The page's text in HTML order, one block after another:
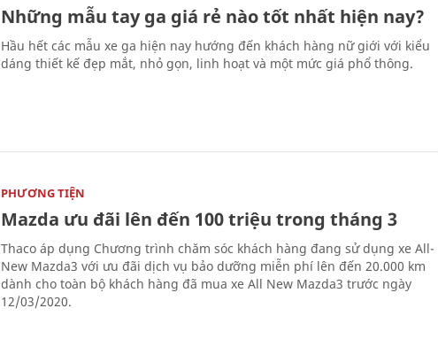
Những mẫu tay ga giá rẻ nào tốt nhất hiện nay?
Hầu hết các mẫu xe ga hiện nay hướng đến khách hàng nữ giới với kiểu
dáng thiết kế đẹp mắt, nhỏ gọn, linh hoạt và một mức giá phổ thông.
PHƯƠNG TIỆN
Mazda ưu đãi lên đến 100 triệu trong tháng 3
Thaco áp dụng Chương trình chăm sóc khách hàng đang sử dụng xe All-
New Mazda3 với ưu đãi dịch vụ bảo dưỡng miễn phí lên đến 20.000 km
dành cho toàn bộ khách hàng đã mua xe All New Mazda3 trước ngày
12/03/2020.